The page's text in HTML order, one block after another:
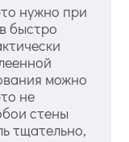
нужно при
быстро
можно
не
стены
тщательно,